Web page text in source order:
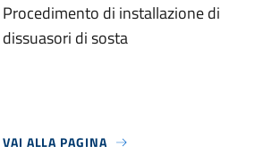
Procedimento di installazione di
dissuasori di sosta
VAI ALLA PAGINA